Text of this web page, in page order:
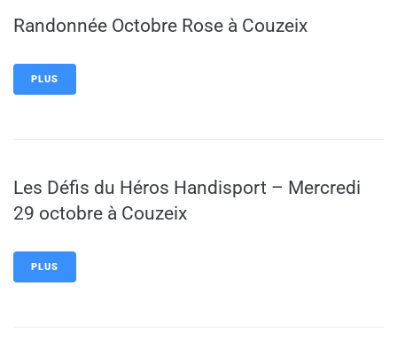
Randonnée Octobre Rose à Couzeix
PLUS
Les Défis du Héros Handisport – Mercredi
29 octobre à Couzeix
PLUS